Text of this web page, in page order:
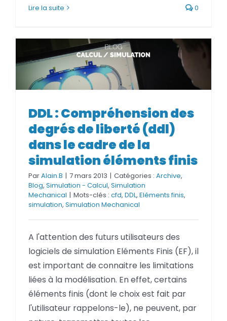
Lire la suite 0
degrés de liberté (ddl) dans le
cadre de la simulation
éléments finis
DDL : Compréhension des
degrés de liberté (ddl)
dans le cadre de la
simulation éléments finis
ParAlain.B | 7 mars 2013 | Catégories : Archive,
Blog, Simulation - Calcul, Simulation
Mechanical | Mots-clés : cfd, DDL, Eléments finis,
simulation, Simulation Mechanical
A l'attention des futurs utilisateurs des
logiciels de simulation Eléments Finis (EF), il
est important de connaitre les limitations
liées à la modélisation. En effet, certains
éléments finis (dont le choix est fait par
l'utilisateur rappelons-le), ne peuvent, par